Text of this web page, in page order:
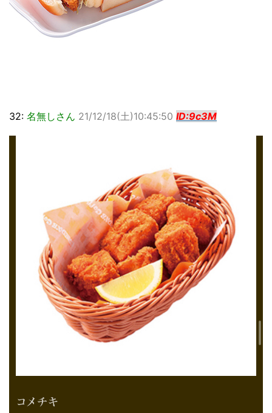
32: 名無しさん 21/12/18(土)10:45:50 ID:9c3M